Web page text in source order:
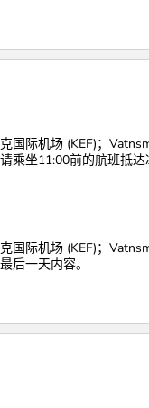
国际机场 (KEF)；
乘坐11:00前的航班抵
国际机场 (KEF)；
后一天内容。